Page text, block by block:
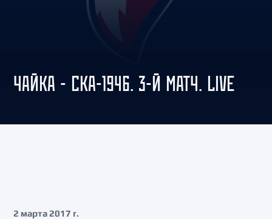
ЧАЙКА - СКА-1946. 3-Й МАТЧ. LIVE
2 марта 2017 г.